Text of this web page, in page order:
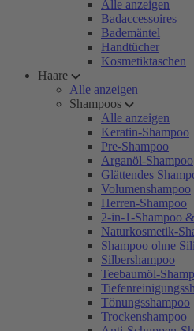
Alle anzeigen
Badaccessoires
Bademäntel
Handtücher
Kosmetiktaschen
Haare
Alle anzeigen
Shampoos
Alle anzeigen
Keratin-Shampoo
Pre-Shampoo
Arganöl-Shampoo
Glättendes
Volumenshampoo
Herren-Shampoo
2-in-1-Shampoo
Naturkosmetik-
Shampoo ohne
Silbershampoo
Teebaumöl-
Tönungsshampoo
Trockenshampoo